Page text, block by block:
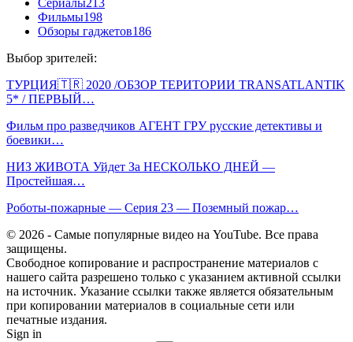
Фильмы198
Обзоры гаджетов186
Выбор зрителей:
ТУРЦИЯ🇹🇷 2020 /ОБЗОР ТЕРИТОРИИ TRANSATLANTIK
5* / ПЕРВЫЙ…
Фильм про разведчиков АГЕНТ ГРУ русские детективы и
боевики…
НИЗ ЖИВОТА Уйдет За НЕСКОЛЬКО ДНЕЙ —
Простейшая…
Роботы-пожарные — Серия 23 — Поземный пожар…
© 2026 - Самые популярные видео на YouTube. Все права
защищены.
Свободное копирование и распространение материалов с
нашего сайта разрешено только с указанием активной ссылки
на источник. Указание ссылки также является обязательным
при копировании материалов в социальные сети или
печатные издания.
Sign in